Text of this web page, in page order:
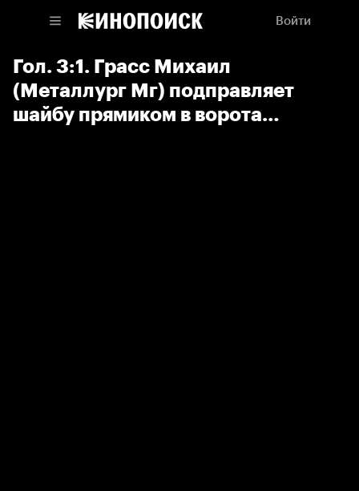
Войти
Гол. 3:1. Грасс Михаил
(Металлург Мг) подправляет
шайбу прямиком в ворота